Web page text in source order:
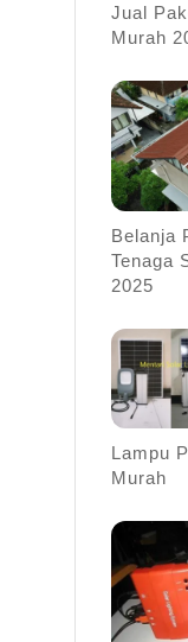
Jual
Murah
Belanja
Tenaga
2025
Lampu
Murah